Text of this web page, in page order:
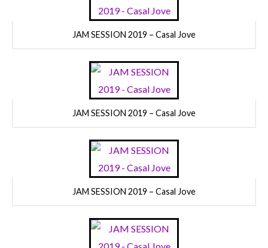
JAM SESSION 2019 – Casal Jove
JAM SESSION 2019 – Casal Jove
JAM SESSION 2019 – Casal Jove